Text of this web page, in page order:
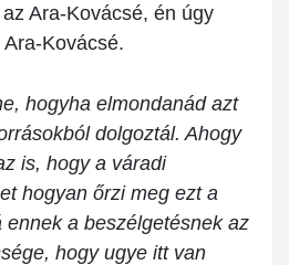
Ara-Kovácsé, én úgy
Kovácsé.
hogyha elmondanád azt
dolgoztál. Ahogy
is, hogy a váradi
hogyan őrzi meg ezt a
ennek a beszélgetésnek az
hogy ugye itt van